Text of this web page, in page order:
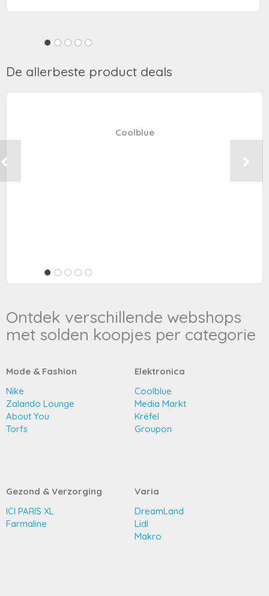
De allerbeste product deals
Coolblue
Ontdek verschillende webshops
met solden koopjes per categorie
Mode & Fashion
Nike
Zalando Lounge
About You
Torfs
Elektronica
Coolblue
Media Markt
Krëfel
Groupon
Gezond & Verzorging
ICI PARIS XL
Farmaline
Varia
DreamLand
Lidl
Makro